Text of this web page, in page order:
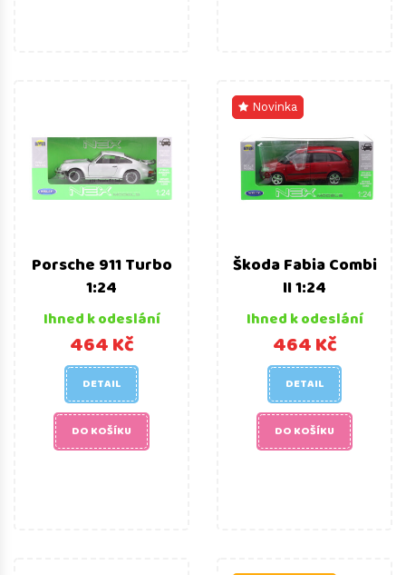
Porsche 911 Turbo
1:24
Ihned k odeslání
464 Kč
DETAIL
DO KOŠÍKU
Novinka
Škoda Fabia Combi
II 1:24
Ihned k odeslání
464 Kč
DETAIL
DO KOŠÍKU